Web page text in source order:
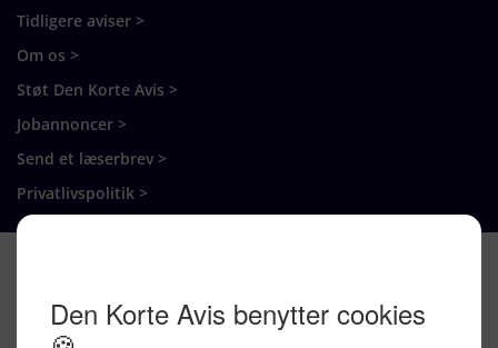
Tidligere aviser >
Om os >
Støt Den Korte Avis >
Jobannoncer >
Send et læserbrev >
Privatlivspolitik >